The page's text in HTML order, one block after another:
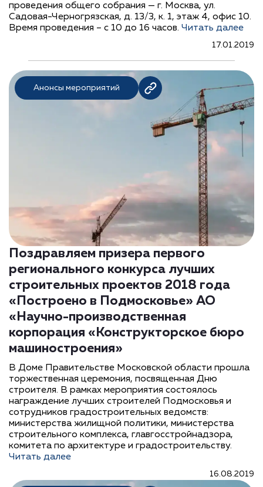
проведения общего собрания — г. Москва, ул.
Садовая-Черногрязская, д. 13/3, к. 1, этаж 4, офис 10.
Время проведения – с 10 до 16 часов. Читать далее
17.01.2019
Анонсы мероприятий
Поздравляем призера первого
регионального конкурса лучших
строительных проектов 2018 года
«Построено в Подмосковье» АО
«Научно-производственная
корпорация «Конструкторское бюро
машиностроения»
В Доме Правительстве Московской области прошла
торжественная церемония, посвященная Дню
строителя. В рамках мероприятия состоялось
награждение лучших строителей Подмосковья и
сотрудников градостроительных ведомств:
министерства жилищной политики, министерства
строительного комплекса, главгосстройнадзора,
комитета по архитектуре и градостроительству.
Читать далее
16.08.2019